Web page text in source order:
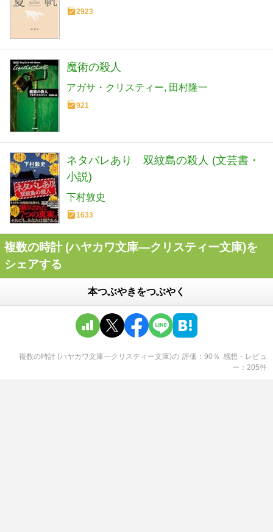
2923
魔術の殺人
アガサ・クリスティー 田村隆一
921
ネタバレあり 双紋島の殺人 (文芸書・
小説)
下村敦史
1633
複数の時計 (ハヤカワ文庫―クリスティー文庫)を
シェアする
本つぶやきをつぶやく
複数の時計 (ハヤカワ文庫―クリスティー文庫)の 評価 90 ％ 感想・レビュ
ー
205件